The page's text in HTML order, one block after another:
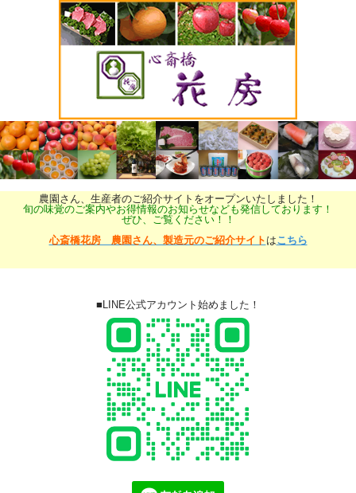
農園さん、生産者のご紹介サイトをオープンいたしました！
旬の味覚のご案内やお得情報のお知らせなども発信しております！
ぜひ、ご覧ください！！
心斎橋花房 農園さん、製造元のご紹介サイト はこちら
■LINE公式アカウント始めました！